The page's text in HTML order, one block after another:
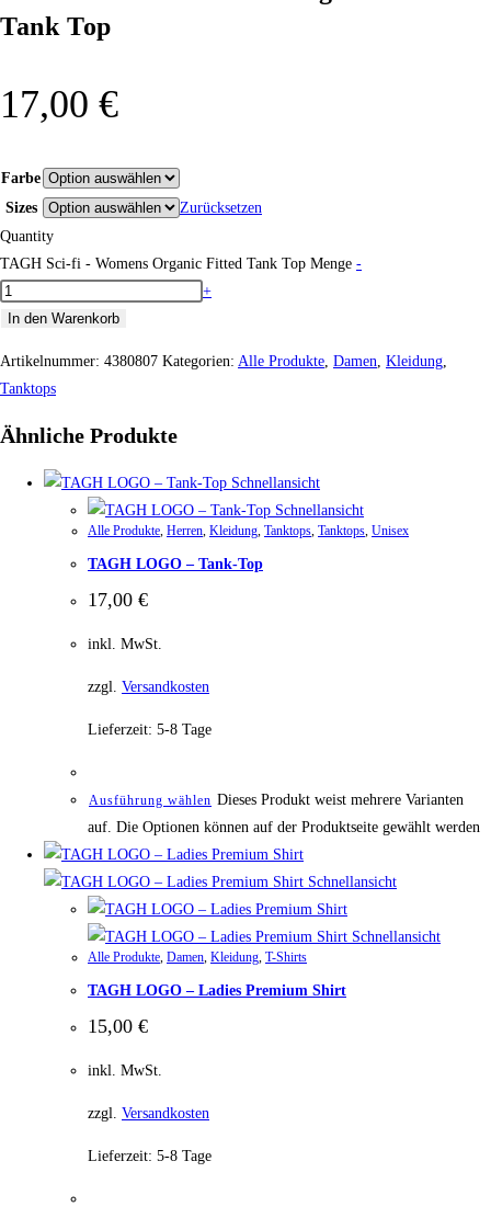
Tank Top
17,00 €
Farbe
Sizes
Zurücksetzen
Quantity
TAGH Sci-fi - Womens Organic Fitted Tank Top Menge -
+
In den Warenkorb
Artikelnummer: 4380807 Kategorien: Alle Produkte Damen Kleidung
Tanktops
Ähnliche Produkte
Schnellansicht
Schnellansicht
Alle Produkte, Herren, Kleidung, Tanktops, Tanktops, Unisex
TAGH LOGO – Tank-Top
17,00 €
inkl. MwSt.
zzgl. Versandkosten
Lieferzeit: 5-8 Tage
Ausführung wählen Dieses Produkt weist mehrere Varianten
auf. Die Optionen können auf der Produktseite gewählt werden
Schnellansicht
Schnellansicht
Alle Produkte, Damen, Kleidung, T-Shirts
TAGH LOGO – Ladies Premium Shirt
15,00 €
inkl. MwSt.
zzgl. Versandkosten
Lieferzeit: 5-8 Tage